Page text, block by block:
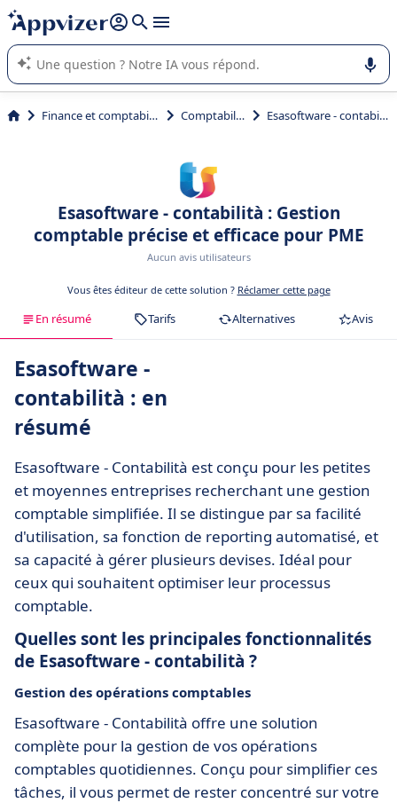
répondre (plusieurs lignes avec
L'IA de Appvizer vous guide dans l'utilisation ou la sélection de
logiciel SaaS en entreprise.
Finance et comptabilité Comptabilité Esasoftware - contabilità
Esasoftware - contabilità : Gestion
comptable précise et efficace pour PME
Aucun avis utilisateurs
Vous êtes éditeur de cette solution ? Réclamer cette page
En résumé Tarifs Alternatives Avis
Esasoftware -
contabilità : en
résumé
Esasoftware - Contabilità est conçu pour les petites
et moyennes entreprises recherchant une gestion
comptable simplifiée. Il se distingue par sa facilité
d'utilisation, sa fonction de reporting automatisé, et
sa capacité à gérer plusieurs devises. Idéal pour
ceux qui souhaitent optimiser leur processus
comptable.
Quelles sont les principales fonctionnalités
de Esasoftware - contabilità ?
Gestion des opérations comptables
Esasoftware - Contabilità offre une solution
complète pour la gestion de vos opérations
comptables quotidiennes. Conçu pour simplifier ces
tâches, il vous permet de rester concentré sur votre